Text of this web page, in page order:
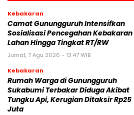
Kebakaran
‎‎Camat Gunungguruh Intensifkan
Sosialisasi Pencegahan Kebakaran
Lahan Hingga Tingkat RT/RW‎
Jumat, 7 Agu 2026 - 13:47 WIB
Kebakaran
‎Rumah Warga di Gunungguruh
Sukabumi Terbakar Diduga Akibat
Tungku Api, Kerugian Ditaksir Rp25
Juta